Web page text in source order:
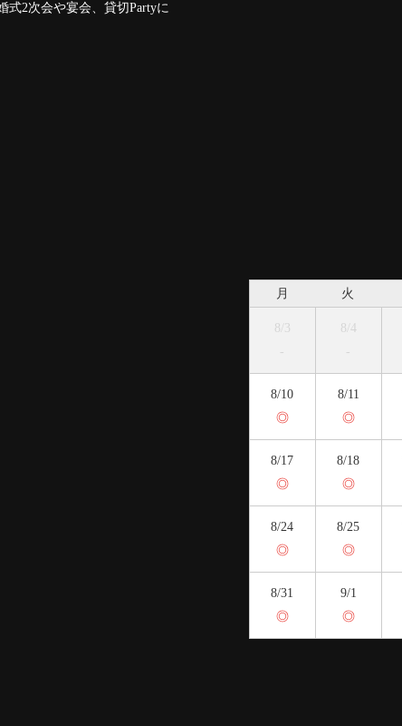
式2次会や宴会、貸切Partyに
月 火
8/3
-
8/4
-
8/10
◎
8/11
◎
8/17
◎
8/18
◎
8/24
◎
8/25
◎
8/31
◎
9/1
◎